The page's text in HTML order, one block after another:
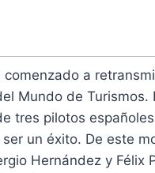
comenzado a
Mundo de Turismos.
tres pilotos
un éxito. De este
Hernández y Félix